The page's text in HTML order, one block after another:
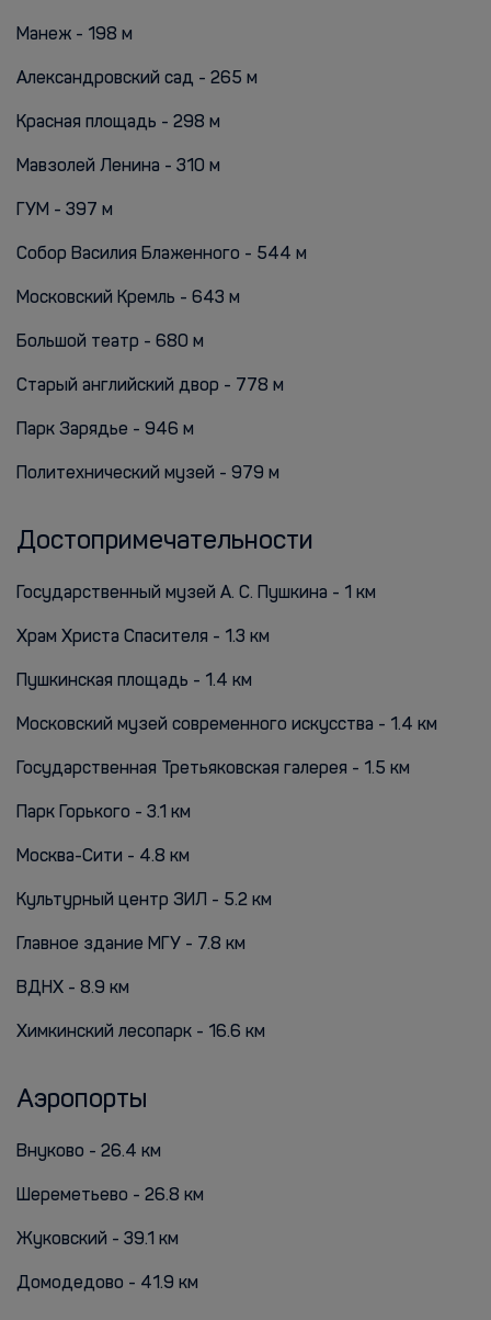
Манеж - 198 м
Александровский сад - 265 м
Красная площадь - 298 м
Мавзолей Ленина - 310 м
ГУМ - 397 м
Собор Василия Блаженного - 544 м
Московский Кремль - 643 м
Большой театр - 680 м
Старый английский двор - 778 м
Парк Зарядье - 946 м
Политехнический музей - 979 м
Достопримечательности
Государственный музей А. С. Пушкина - 1 км
Храм Христа Спасителя - 1.3 км
Пушкинская площадь - 1.4 км
Московский музей современного искусства - 1.4 км
Государственная Третьяковская галерея - 1.5 км
Парк Горького - 3.1 км
Москва-Сити - 4.8 км
Культурный центр ЗИЛ - 5.2 км
Главное здание МГУ - 7.8 км
ВДНХ - 8.9 км
Химкинский лесопарк - 16.6 км
Аэропорты
Внуково - 26.4 км
Шереметьево - 26.8 км
Жуковский - 39.1 км
Домодедово - 41.9 км